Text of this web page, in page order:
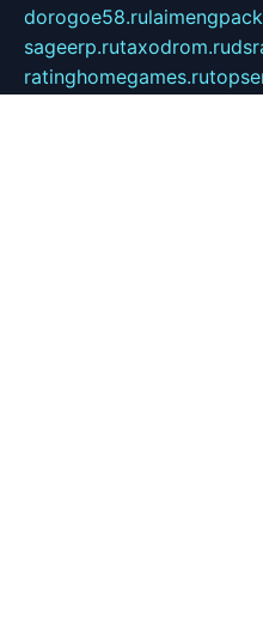
dorogoe58.ru
sageerp.rutaxodrom.ru
ratinghomegames.ru